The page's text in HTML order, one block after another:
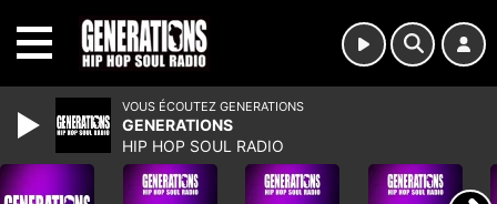
VOUS ÉCOUTEZ GENERATIONS
GENERATIONS
HIP HOP SOUL RADIO